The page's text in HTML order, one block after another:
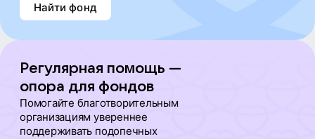
Найти фонд
Регулярная помощь —
опора для фондов
Помогайте благотворительным
организациям увереннее
поддерживать подопечных